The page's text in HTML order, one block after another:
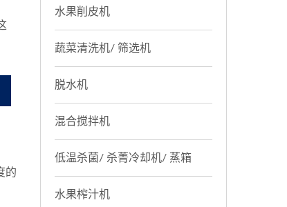
的
水果削皮机
蔬菜清洗机/ 筛选机
脱水机
混合搅拌机
低温杀菌/ 杀菁冷却机/ 蒸箱
水果榨汁机